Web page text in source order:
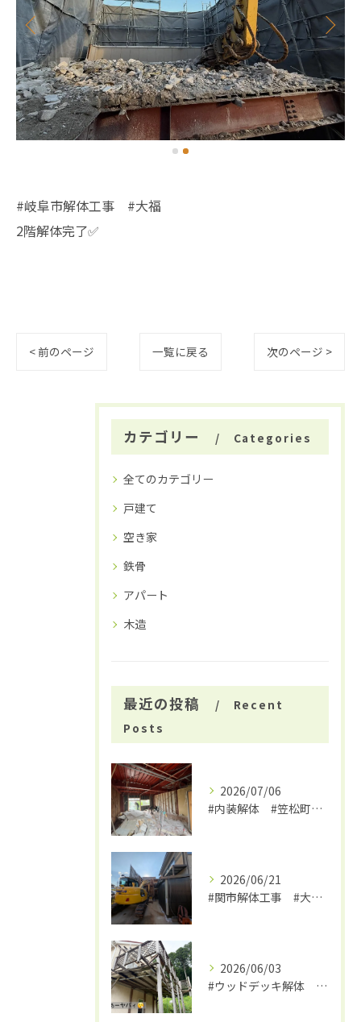
#岐阜市解体工事 #大福
2階解体完了✅
< 前のページ 一覧に戻る 次のページ >
カテゴリー Categories
全てのカテゴリー
戸建て
空き家
鉄骨
アパート
木造
最近の投稿
Recent
Posts
2026/07/06
#内装解体 #笠松町解体工事 #大福
2026/06/21
#関市解体工事 #大福
2026/06/03
#ウッドデッキ解体 #関市 #大福